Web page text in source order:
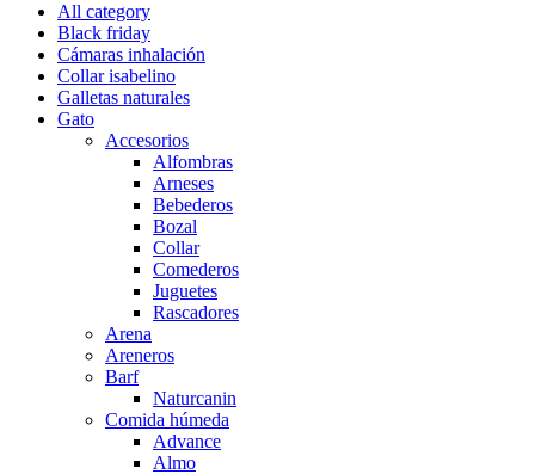
All category
Black friday
Cámaras inhalación
Collar isabelino
Galletas naturales
Gato
Accesorios
Alfombras
Arneses
Bebederos
Bozal
Collar
Comederos
Juguetes
Rascadores
Arena
Areneros
Barf
Naturcanin
Comida húmeda
Advance
Almo